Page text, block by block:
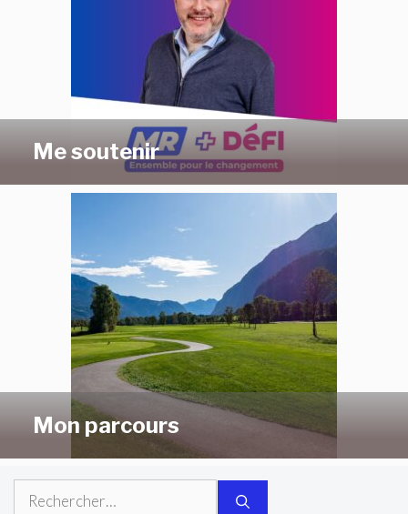
Me soutenir
Mon parcours
Rechercher :